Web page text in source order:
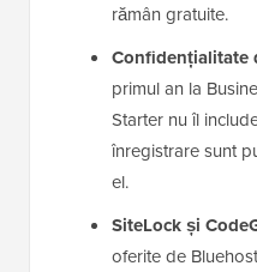
rămân gratuite.
Confidențialitate
primul an la
Starter nu îl
înregistrare sunt
el.
SiteLock și
oferite de